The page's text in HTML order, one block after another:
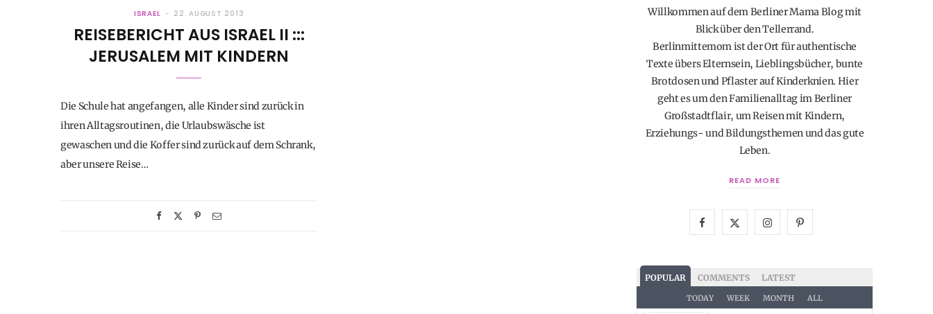
ISRAEL 22. AUGUST 2013
REISEBERICHT AUS ISRAEL II :::
JERUSALEM MIT KINDERN
Die Schule hat angefangen, alle Kinder sind zurück in
ihren Alltagsroutinen, die Urlaubswäsche ist
gewaschen und die Koffer sind zurück auf dem Schrank,
aber unsere Reise…
Willkommen auf dem Berliner Mama Blog mit
Blick über den Tellerrand.
Berlinmittemom ist der Ort für authentische
Texte übers Elternsein, Lieblingsbücher, bunte
Brotdosen und Pflaster auf Kinderknien. Hier
geht es um den Familienalltag im Berliner
Großstadtflair, um Reisen mit Kindern,
Erziehungs- und Bildungsthemen und das gute
Leben.
READ MORE
c
e
T
w
I
s
t
P
POPULAR COMMENTS LATEST
TODAY WEEK MONTH ALL